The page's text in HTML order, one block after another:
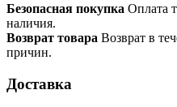
Безопасная покупка Оплата
наличия.
Возврат товара Возврат в
причин.
Доставка